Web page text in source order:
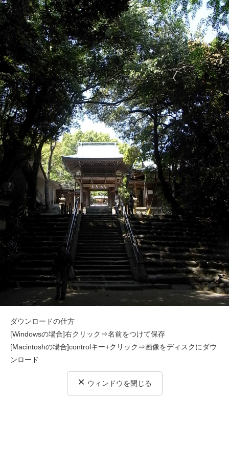
ダウンロードの仕方
[Windowsの場合]右クリック⇒名前をつけて保存
[Macintoshの場合]controlキー+クリック⇒画像をディスクにダウ
ンロード
× ウィンドウを閉じる